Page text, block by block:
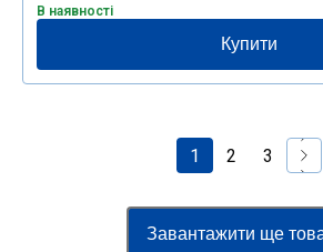
В наявності
Купити
1 2 3
Завантажити ще